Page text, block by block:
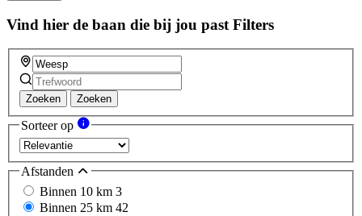
Vind hier de baan die bij jou past Filters
Zoeken Zoeken
Sorteer op
Afstanden
Binnen 10 km 3
Binnen 25 km 42